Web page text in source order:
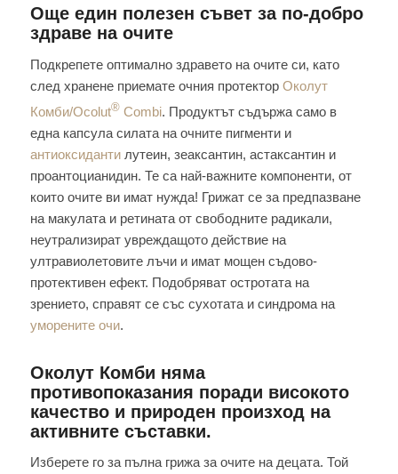
Още един полезен съвет за по-добро
здраве на очите
Подкрепете оптимално здравето на очите си, като
след хранене приемате очния протектор Околут
Комби/Ocolut®Combi. Продуктът съдържа само в
една капсула силата на очните пигменти и
антиоксидантилутеин, зеаксантин, астаксантин и
проантоцианидин. Те са най-важните компоненти, от
които очите ви имат нужда! Грижат се за предпазване
на макулата и ретината от свободните радикали,
неутрализират увреждащото действие на
ултравиолетовите лъчи и имат мощен съдово-
протективен ефект. Подобряват остротата на
зрението, справят се със сухотата и синдрома на
уморените очи.
Околут Комби няма
противопоказания поради високото
качество и природен произход на
активните съставки.
Изберете го за пълна грижа за очите на децата. Той